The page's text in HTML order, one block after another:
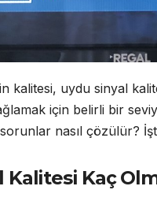
kalitesi, uydu sinyal
için belirli bir
nasıl çözülür?
Kaç